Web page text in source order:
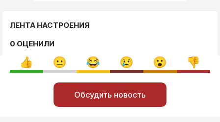
ЛЕНТА НАСТРОЕНИЯ
0 ОЦЕНИЛИ
Обсудить новость